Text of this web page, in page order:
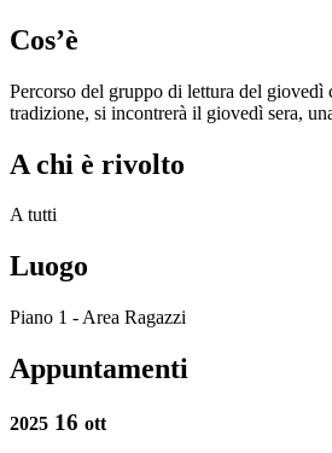
Cos’è
Percorso del gruppo di lettura del giovedì
tradizione, si incontrerà il giovedì sera,
A chi è rivolto
A tutti
Luogo
Piano 1 - Area Ragazzi
Appuntamenti
2025 16 ott